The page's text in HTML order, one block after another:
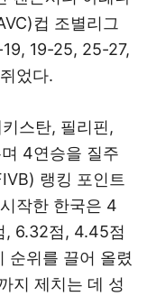
컵 조별리그
19-25, 25-27,
었다.
스탄, 필리핀,
4연승을 질주
랭킹 포인트
작한 한국은 4
, 6.32점, 4.45점
순위를 끌어 올렸
지 제치는 데 성